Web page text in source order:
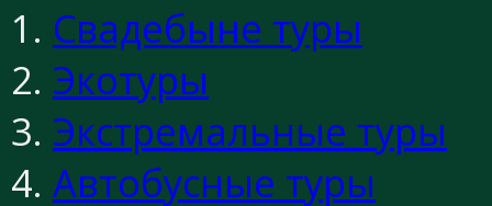
Свадебыне туры
Экотуры
Экстремальные туры
Автобусные туры